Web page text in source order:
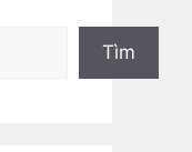
Tìm